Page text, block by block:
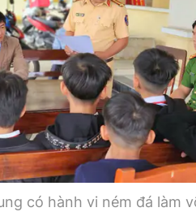
Khám phá
Camera giao thông
Câu chuyện giao
Lăng kính xây dựng
Giải trí - Thể thao
có hành vi ném đá làm